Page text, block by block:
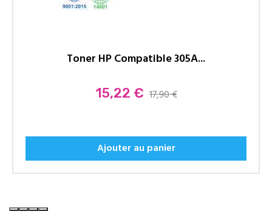
Toner HP Compatible 305A...
Prix
15,22 € 17,90 €
Ajouter au panier